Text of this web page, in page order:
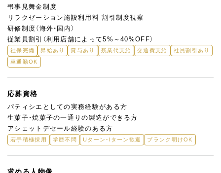
弔事見舞金制度
リラクゼーション施設利用料 割引制度視察
研修制度（海外・国内）
従業員割引（利用店舗によって5%～40%OFF）
社保完備 昇給あり 賞与あり 残業代支給 交通費支給
社員割引あり
車通勤OK
応募資格
パティシエとしての実務経験がある方
生菓子・焼菓子の一通りの製造ができる方
アシェットデセール経験のある方
若手積極採用 学歴不問 Uターン・Iターン歓迎 ブランク明けOK
求める人物像